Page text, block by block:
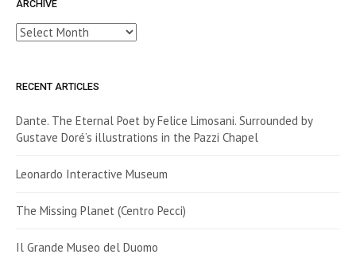
ARCHIVE
Archive
RECENT ARTICLES
Dante. The Eternal Poet by Felice Limosani. Surrounded by
Gustave Doré’s illustrations in the Pazzi Chapel
Leonardo Interactive Museum
The Missing Planet (Centro Pecci)
Il Grande Museo del Duomo